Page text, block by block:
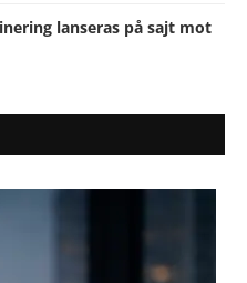
lanseras på sajt mot